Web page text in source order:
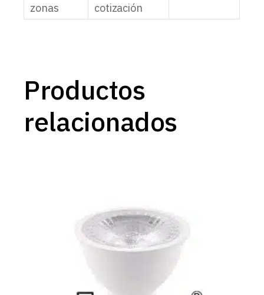
zonas
cotización
Productos
relacionados